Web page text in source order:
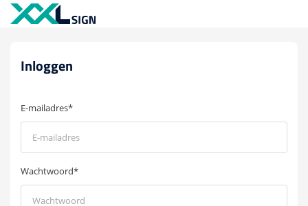
Inloggen
E-mailadres*
Wachtwoord*